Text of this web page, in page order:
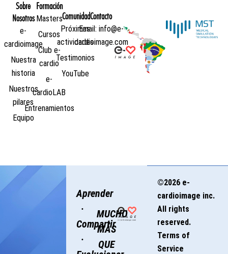
Sobre
Nosotros
e-
cardioimage
Nuestra
historia
Nuestros
pilares
Equipo
Formación
Masters
Cursos
Club e-
cardio
e-
cardioLAB
Entrenamientos
Comunidad
Próximas
actividades
Testimonios
YouTube
Contacto
Email: info@e-
cardioimage.com
Aprender
·
Compartir
·
MUCHO
MÁS
QUE
©2026 e-
cardioimage inc.
All rights
reserved.
Terms of
Service